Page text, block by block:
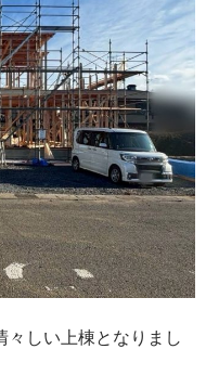
々しい上棟となりまし